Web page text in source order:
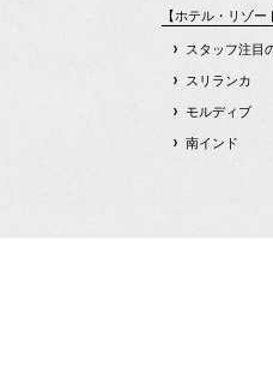
【ホテル・リゾー
スタッフ注目
スリランカ
モルディブ
南インド